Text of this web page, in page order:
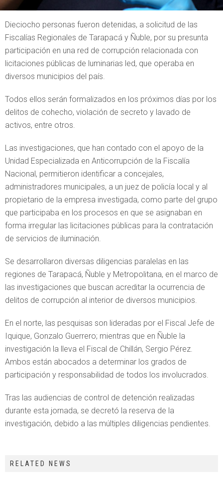
Dieciocho personas fueron detenidas, a solicitud de las
Fiscalías Regionales de Tarapacá y Ñuble, por su presunta
participación en una red de corrupción relacionada con
licitaciones públicas de luminarias led, que operaba en
diversos municipios del país.
Todos ellos serán formalizados en los próximos días por los
delitos de cohecho, violación de secreto y lavado de
activos, entre otros.
Las investigaciones, que han contado con el apoyo de la
Unidad Especializada en Anticorrupción de la Fiscalía
Nacional, permitieron identificar a concejales,
administradores municipales, a un juez de policía local y al
propietario de la empresa investigada, como parte del grupo
que participaba en los procesos en que se asignaban en
forma irregular las licitaciones públicas para la contratación
de servicios de iluminación.
Se desarrollaron diversas diligencias paralelas en las
regiones de Tarapacá, Ñuble y Metropolitana, en el marco de
las investigaciones que buscan acreditar la ocurrencia de
delitos de corrupción al interior de diversos municipios.
En el norte, las pesquisas son lideradas por el Fiscal Jefe de
Iquique, Gonzalo Guerrero; mientras que en Ñuble la
investigación la lleva el Fiscal de Chillán, Sergio Pérez.
Ambos están abocados a determinar los grados de
participación y responsabilidad de todos los involucrados.
Tras las audiencias de control de detención realizadas
durante esta jornada, se decretó la reserva de la
investigación, debido a las múltiples diligencias pendientes.
RELATED NEWS